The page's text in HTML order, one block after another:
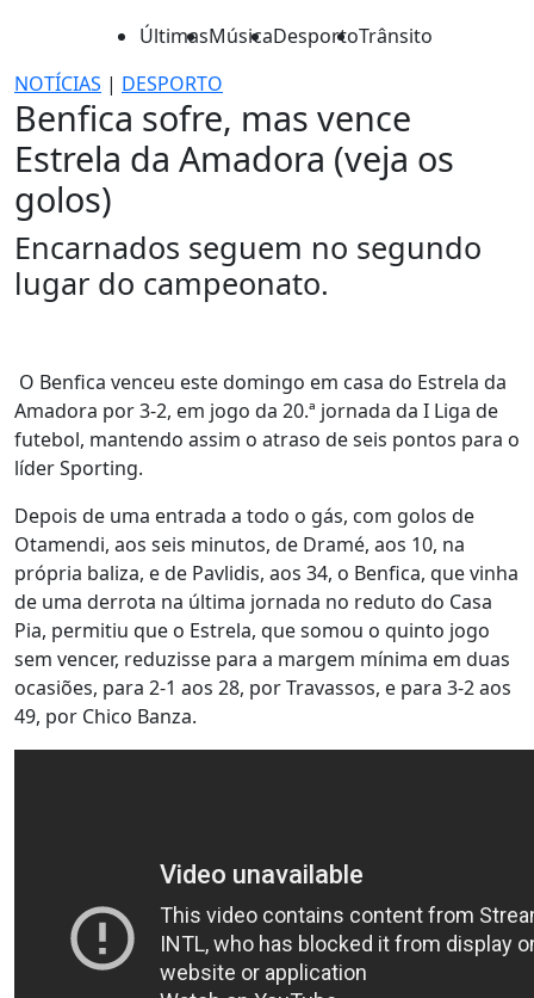
ÚltimasMúsicaDesportoTrânsito
NOTÍCIAS | DESPORTO
Benfica sofre, mas vence
Estrela da Amadora (veja os
golos)
Encarnados seguem no segundo
lugar do campeonato.
O Benfica venceu este domingo em casa do Estrela da
Amadora por 3-2, em jogo da 20.ª jornada da I Liga de
futebol, mantendo assim o atraso de seis pontos para o
líder Sporting.
Depois de uma entrada a todo o gás, com golos de
Otamendi, aos seis minutos, de Dramé, aos 10, na
própria baliza, e de Pavlidis, aos 34, o Benfica, que vinha
de uma derrota na última jornada no reduto do Casa
Pia, permitiu que o Estrela, que somou o quinto jogo
sem vencer, reduzisse para a margem mínima em duas
ocasiões, para 2-1 aos 28, por Travassos, e para 3-2 aos
49, por Chico Banza.